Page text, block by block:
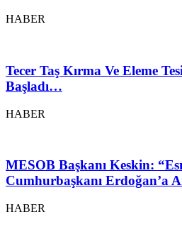
HABER
Tecer Taş Kırma Ve Eleme
Başladı…
HABER
MESOB Başkanı Keskin:
Cumhurbaşkanı Erdoğan’a
HABER